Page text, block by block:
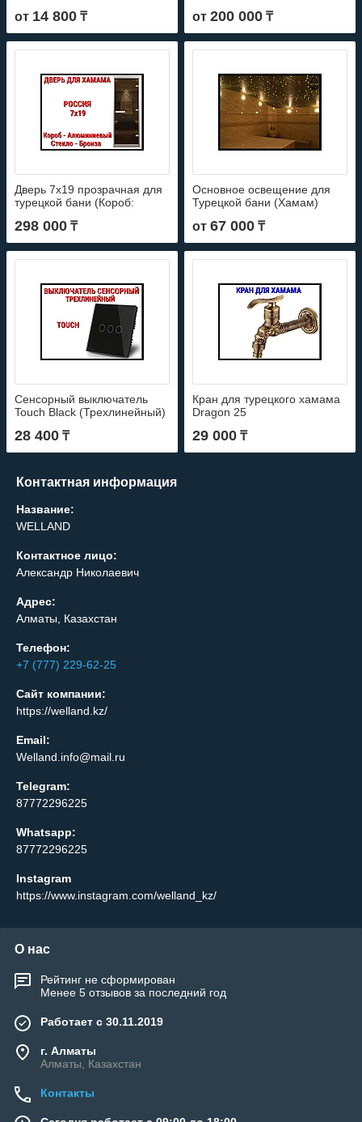
от 14 800 ₸ от200 000 ₸
Дверь 7x19 прозрачная для
турецкой бани (Короб:
см, Стекло - Бронза, С
порогом)
298 000 ₸
Основное освещение для
Турецкой бани (Хамам)
от67 000 ₸
Сенсорный выключатель
Touch Black (Трехлинейный)
28 400 ₸
Кран для турецкого хамама
Dragon 25
29 000 ₸
Контактная информация
Название:
WELLAND
Контактное лицо:
Александр Николаевич
Адрес:
Алматы, Казахстан
Телефон:
+7 (777) 229-62-25
Сайт компании:
https://welland.kz/
Email:
Welland.info@mail.ru
Telegram:
87772296225
Whatsapp:
87772296225
Instagram
https://www.instagram.com/welland_kz/
О нас
Рейтинг не сформирован
Менее 5 отзывов за последний год
Работает с 30.11.2019
г. Алматы
Алматы, Казахстан
Контакты